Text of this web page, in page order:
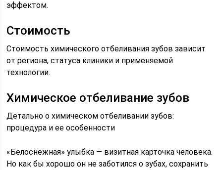
эффектом.
Стоимость
Стоимость химического отбеливания зубов зависит
от региона, статуса клиники и применяемой
технологии.
Химическое отбеливание зубов
Детально о химическом отбеливании зубов:
процедура и ее особенности
«Белоснежная» улыбка — визитная карточка человека.
Но как бы хорошо он не заботился о зубах, сохранить